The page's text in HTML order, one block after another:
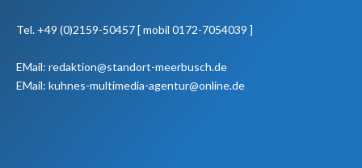
Tel. +49 (0)2159-50457 [ mobil 0172-7054039 ]
EMail: redaktion@standort-meerbusch.de
EMail: kuhnes-multimedia-agentur@online.de